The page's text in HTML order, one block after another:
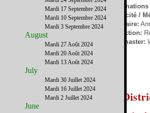
Publicité /
Annuaire:
Rédaction:
Webmaster:
La HELPLINE French
Mardi 17 Septembre 2024
Mardi 10 Septembre 2024
Mardi 3 Septembre 2024
August
Mardi 27 Août 2024
Mardi 20 Août 2024
Mardi 13 Août 2024
July
Mardi 30 Juillet 2024
Mardi 16 Juillet 2024
Mardi 2 Juillet 2024
June